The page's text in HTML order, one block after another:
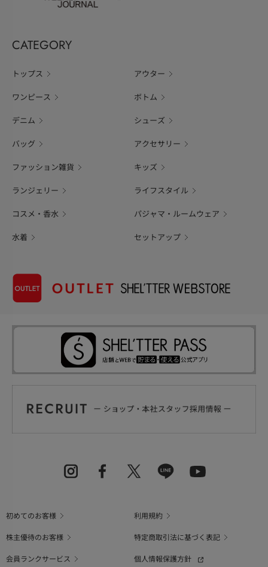
CATEGORY
トップス アウター
ワンピース ボトム
デニム シューズ
バッグ アクセサリー
ファッション雑貨 キッズ
ランジェリー ライフスタイル
コスメ・香水 パジャマ・ルームウェア
水着 セットアップ
初めてのお客様
利用規約
株主優待のお客様
特定商取引法に基づく表記
会員ランクサービス
個人情報保護方針